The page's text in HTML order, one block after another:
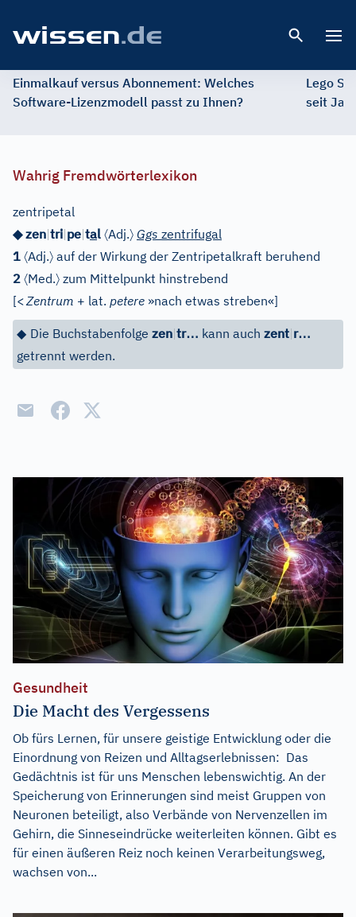
Einmalkauf versus Abonnement: Welches
Software-Lizenzmodell passt zu Ihnen?
Lego
seit
Wahrig Fremdwörterlexikon
zentripetal
◆ zen|tri|pe|tal 〈Adj.〉 Ggs zentrifugal
1 〈Adj.〉 auf der Wirkung der Zentripetalkraft beruhend
2 〈Med.〉 zum Mittelpunkt hinstrebend
[<Zentrum + lat. petere »nach etwas streben«]
◆ Die Buchstabenfolge zen|tr… kann auch zent|r…
getrennt werden.
Gesundheit
Die Macht des Vergessens
Ob fürs Lernen, für unsere geistige Entwicklung oder die
Einordnung von Reizen und Alltagserlebnissen: Das
Gedächtnis ist für uns Menschen lebenswichtig. An der
Speicherung von Erinnerungen sind meist Gruppen von
Neuronen beteiligt, also Verbände von Nervenzellen im
Gehirn, die Sinneseindrücke weiterleiten können. Gibt es
für einen äußeren Reiz noch keinen Verarbeitungsweg,
wachsen von...